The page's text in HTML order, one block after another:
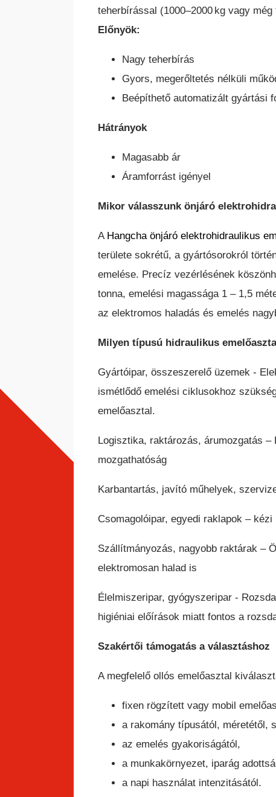
teherbírással (1000–2000 kg vagy
Előnyök:
Nagy teherbírás
Gyors, megerőltetés nélküli
Beépíthető automatizált gyártási
Hátrányok
Magasabb ár
Áramforrást igényel
Mikor válasszunk önjáró
A Hangcha önjáró elektrohidraulikus
területe sokrétű, a gyártósorokról
emelése. Precíz vezérlésének
tonna, emelési magassága 1 – 1,5
az elektromos haladás és emelés
Milyen típusú hidraulikus
Gyártóipar, összeszerelő üzemek -
ismétlődő emelési ciklusokhoz
emelőasztal.
Logisztika, raktározás, árumozgatás
mozgathatóság
Karbantartás, javító műhelyek,
Csomagolóipar, egyedi raklapok –
Szállítmányozás, nagyobb raktárak –
elektromosan halad is
Élelmiszeripar, gyógyszeripar -
higiéniai előírások miatt fontos a
Szakértői támogatás a választáshoz
A megfelelő ollós emelőasztal
fixen rögzített vagy mobil
a rakomány típusától, méretétől,
az emelés gyakoriságától,
a munkakörnyezet, iparág
a napi használat intenzitásától.